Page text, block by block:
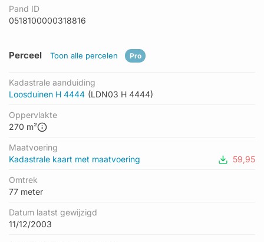
Pand ID
0518100000318816
Perceel Toon alle percelen Pro
Kadastrale aanduiding
Loosduinen H 4444 (LDN03 H 4444)
Oppervlakte
270 m²
Maatvoering
Kadastrale kaart met maatvoering
59,95
Omtrek
77 meter
Datum laatst gewijzigd
11/12/2003